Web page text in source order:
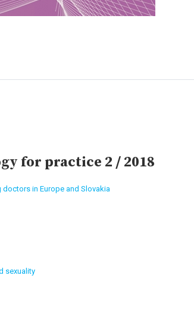
for practice 2 / 2018
in Europe and Slovakia
sexuality